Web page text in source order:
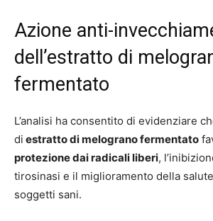
Azione anti-
dell’estratto di
fermentato
L’analisi ha consentito di evidenziare
di estratto di melograno fermentato
protezione dai radicali liberi,
tirosinasi e il miglioramento della
soggetti sani.